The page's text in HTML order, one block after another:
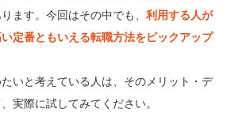
ます。今回はその中でも、 利用する人が
定番ともいえる転職方法をピックアップ
いと考えている人は、そのメリット・デ
実際に試してみてください。